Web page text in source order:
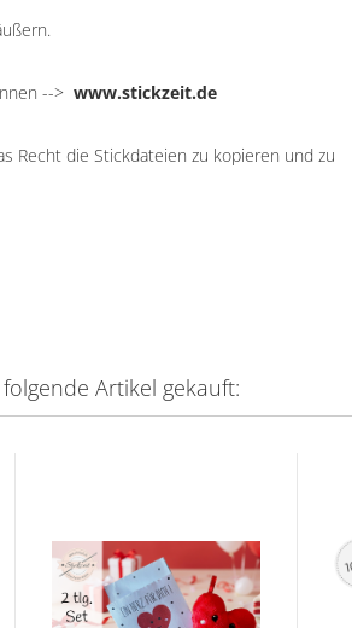
--> www.stickzeit.de
Recht die Stickdateien zu kopieren und zu
Artikel gekauft: